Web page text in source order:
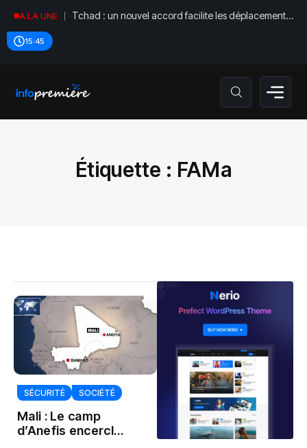
A LA UNE
Tchad : un nouvel accord facilite les déplacements
15:45
Étiquette : FAMa
SÉCURITÉ SOCIÉTÉ
Mali : Le camp
d’Anefis encerclé